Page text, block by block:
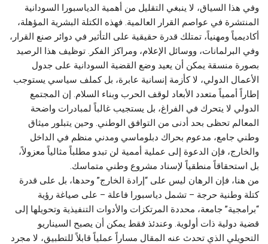
وفي هذا السياق، لا ينبغي التقليل من أهمية الدياسبورا السودانية
المنتشرة في عواصم القرار العالمية. فهذه الكتلة البشرية المؤهلة،
أكاديمياً ومهنياً، تمتلك قدرة حقيقية على التأثير في دوائر صنع القرار،
وفي البرلمانات، ووسائل الإعلام، ومراكز الفكر. توظيف هذا الرصيد
بصورة منسقة يمكن أن يعيد وضع القضية السودانية على جدول
الأعمال الدولي، لا كأزمة إنسانية عابرة، بل كملف سياسي يستوجب
إطاراً أممياً متعدد الأبعاد لوقف الحرب وبناء السلام. إن المجتمع
الدولي لا يتحرك في الفراغ، بل يستجيب غالباً لمبادرات واضحة
المعالم تحظى بحد أدنى من التوافق الوطني. وحين يتبلور ميثاق
وطني جامع، مدعوم بحراك دبلوماسي ومدني منظم في الداخل
والخارج، فإن الدعوة إلى عملية أممية لن تبدو مطلباً مثالياً معزولاً،
بل استحقاقاً منطقياً لإسناد مشروع وطني متماسك.
من هنا، فإن الرهان ليس على “إرادة الخارج” وحدها، بل على قدرة
كتلة وطنية حرجة – تشمل دياسبورا فاعلة – على صياغة رؤية
“برامجية” جامعة، محددة المرتكزات والأدوات التنفيذية وتحويلها إلى
قضية دولية ذات أولوية. وعندئذ فقط يمكن أن يصبح السيناريو
التحويلي الذي تحدث عنه المقال مساراً عملياً قابلاً للتطبيق، لا مجرد